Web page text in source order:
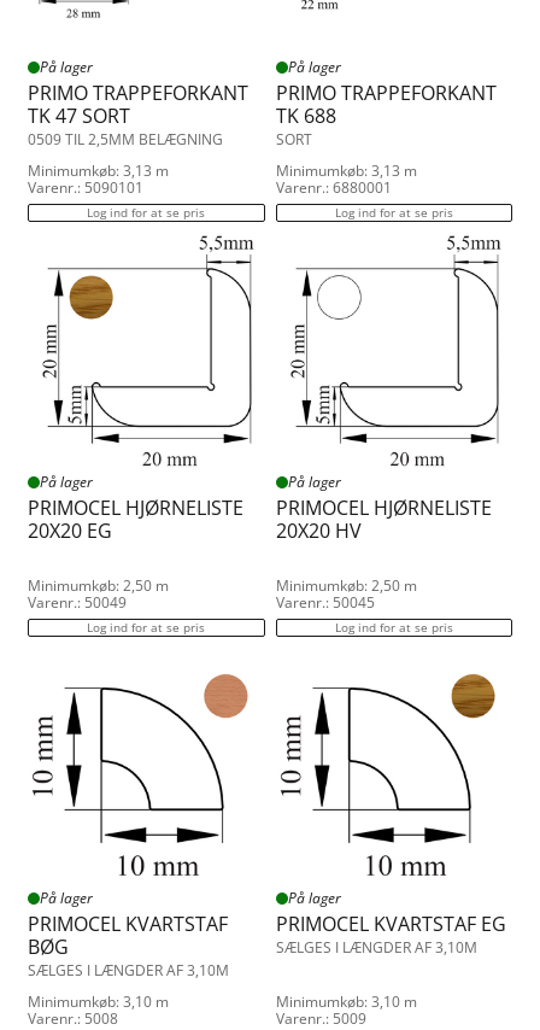
På lager
PRIMO TRAPPEFORKANT
TK 47 SORT
0509 TIL 2,5MM BELÆGNING
Minimumkøb: 3,13 m
Varenr.: 5090101
Log ind for at se pris
På lager
PRIMO TRAPPEFORKANT
TK 688
SORT
Minimumkøb: 3,13 m
Varenr.: 6880001
Log ind for at se pris
På lager
PRIMOCEL HJØRNELISTE
20X20 EG
Minimumkøb: 2,50 m
Varenr.: 50049
Log ind for at se pris
På lager
PRIMOCEL HJØRNELISTE
20X20 HV
Minimumkøb: 2,50 m
Varenr.: 50045
Log ind for at se pris
På lager
PRIMOCEL KVARTSTAF
BØG
SÆLGES I LÆNGDER AF 3,10M
Minimumkøb: 3,10 m
Varenr.: 5008
På lager
PRIMOCEL KVARTSTAF EG
SÆLGES I LÆNGDER AF 3,10M
Minimumkøb: 3,10 m
Varenr.: 5009